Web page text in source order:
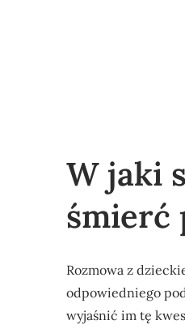
W jaki
śmierć
Rozmowa z
odpowiedniego
wyjaśnić im tę